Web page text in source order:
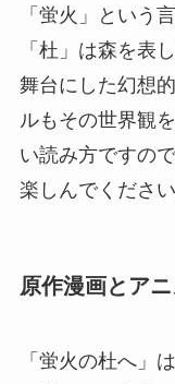
「蛍火」という
「杜」は森を表
舞台にした幻想
ルもその世界観
い読み方ですの
楽しんでください
原作漫画とア
「蛍火の杜へ」